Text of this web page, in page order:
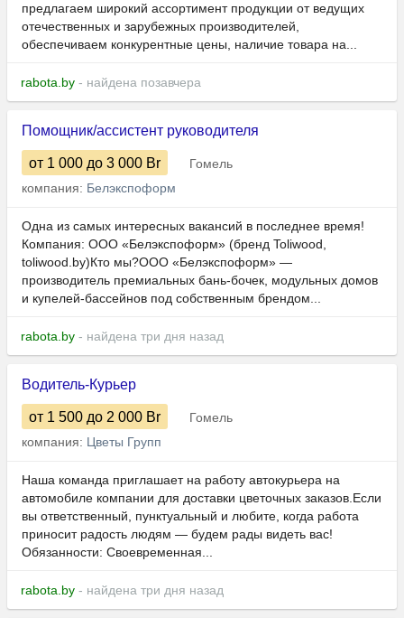
предлагаем широкий ассортимент продукции от ведущих
отечественных и зарубежных производителей,
обеспечиваем конкурентные цены, наличие товара на...
rabota.by - найдена позавчера
Помощник/ассистент руководителя
от 1 000 до 3 000 Br
Гомель
компания: Белэкспоформ
Одна из самых интересных вакансий в последнее время!
Компания: ООО «Белэкспоформ» (бренд Toliwood,
toliwood.by)Кто мы?ООО «Белэкспоформ» —
производитель премиальных бань-бочек, модульных домов
и купелей-бассейнов под собственным брендом...
rabota.by - найдена три дня назад
Водитель-Курьер
от 1 500 до 2 000 Br
Гомель
компания: Цветы Групп
Наша команда приглашает на работу автокурьера на
автомобиле компании для доставки цветочных заказов.Если
вы ответственный, пунктуальный и любите, когда работа
приносит радость людям — будем рады видеть вас!
Обязанности: Своевременная...
rabota.by - найдена три дня назад